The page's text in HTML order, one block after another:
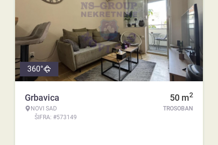
360°
Grbavica
NOVI SAD
ŠIFRA: #573149
50 m2
TROSOBAN